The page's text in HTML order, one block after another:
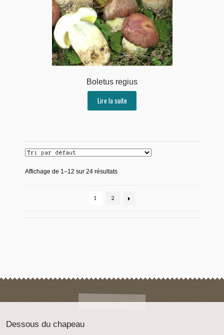
Boletus regius
Lire la suite
Affichage de 1–12 sur 24 résultats
1 2
Dessous du chapeau